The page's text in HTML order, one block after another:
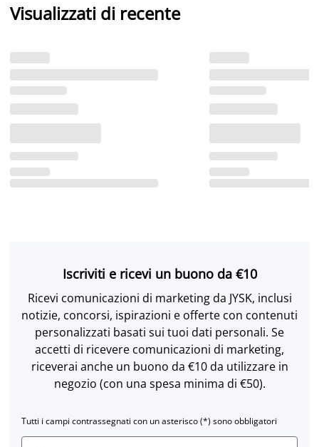
Visualizzati di recente
Iscriviti e ricevi un buono da €10
Ricevi comunicazioni di marketing da JYSK, inclusi
notizie, concorsi, ispirazioni e offerte con contenuti
personalizzati basati sui tuoi dati personali. Se
accetti di ricevere comunicazioni di marketing,
riceverai anche un buono da €10 da utilizzare in
negozio (con una spesa minima di €50).
Tutti i campi contrassegnati con un asterisco (*) sono obbligatori